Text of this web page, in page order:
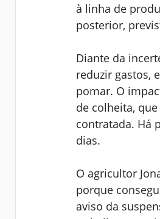
à linha de
posterior,
Diante da
reduzir gastos,
pomar. O
de colheita,
contratada. Há
dias.
O agricultor
porque
aviso da